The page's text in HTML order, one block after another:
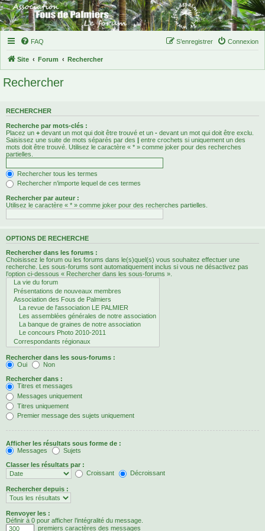
FAQ Connexion
S’enregistrer
Site Forum Rechercher
Rechercher
RECHERCHER
Recherche par mots-clés :
Placez un + devant un mot qui doit être trouvé et un - devant un mot qui doit être exclu.
Saisissez une suite de mots séparés par des | entre crochets si uniquement un des
mots doit être trouvé. Utilisez le caractère « * » comme joker pour des recherches
partielles.
Rechercher tous les termes
Rechercher n’importe lequel de ces termes
Rechercher par auteur :
Utilisez le caractère « * » comme joker pour des recherches partielles.
OPTIONS DE RECHERCHE
Rechercher dans les forums :
Choisissez le forum ou les forums dans le(s)quel(s) vous souhaitez effectuer une
recherche. Les sous-forums sont automatiquement inclus si vous ne désactivez pas
l’option ci-dessous « Rechercher dans les sous-forums ».
Rechercher dans les sous-forums :
Oui
Non
Rechercher dans :
Titres et messages
Messages uniquement
Titres uniquement
Premier message des sujets uniquement
Afficher les résultats sous forme de :
Messages
Sujets
Classer les résultats par :
Croissant
Décroissant
Rechercher depuis :
Renvoyer les :
Définir à 0 pour afficher l’intégralité du message.
premiers caractères des messages